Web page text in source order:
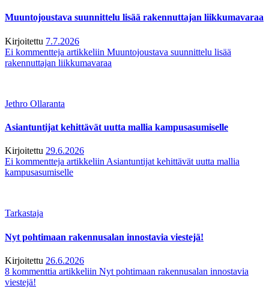
Muuntojoustava suunnittelu lisää rakennuttajan liikkumavaraa
Kirjoitettu 7.7.2026
Ei kommentteja artikkeliin Muuntojoustava suunnittelu lisää
rakennuttajan liikkumavaraa
Jethro Ollaranta
Asiantuntijat kehittävät uutta mallia kampusasumiselle
Kirjoitettu 29.6.2026
Ei kommentteja artikkeliin Asiantuntijat kehittävät uutta mallia
kampusasumiselle
Tarkastaja
Nyt pohtimaan rakennusalan innostavia viestejä!
Kirjoitettu 26.6.2026
8 kommenttia artikkeliin Nyt pohtimaan rakennusalan innostavia
viestejä!